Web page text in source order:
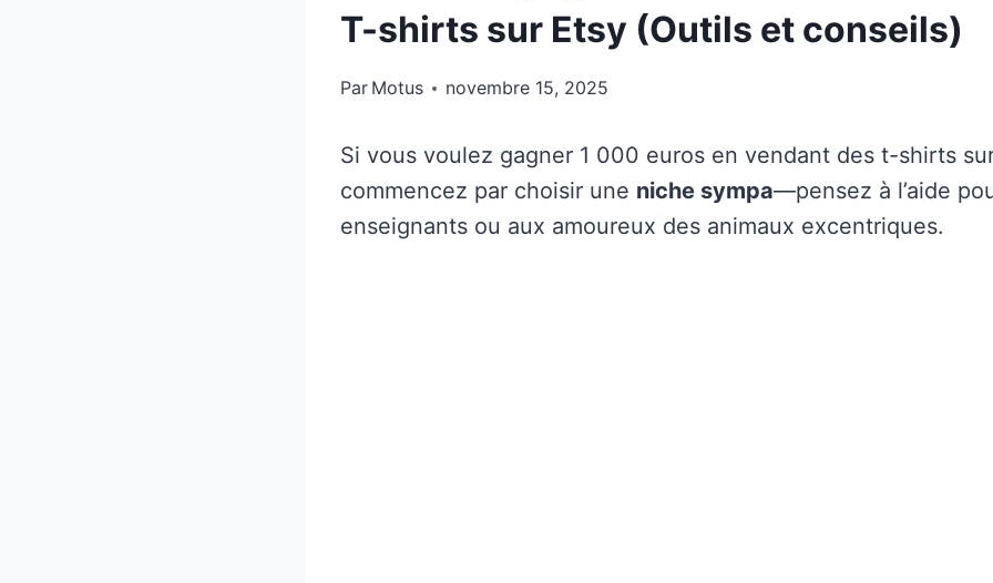
T-shirts sur Etsy (Outils et conseils)
Par Motus novembre 15, 2025
Si vous voulez gagner 1 000 euros en vendant des t-shirts
commencez par choisir une niche sympa—pensez à l’aide
enseignants ou aux amoureux des animaux excentriques.